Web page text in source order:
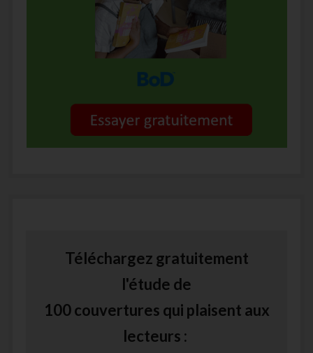
Téléchargez gratuitement
l'étude de
100 couvertures qui plaisent aux
lecteurs :